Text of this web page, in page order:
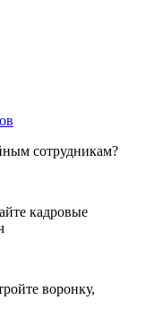
сотрудникам?
кадровые
воронку,